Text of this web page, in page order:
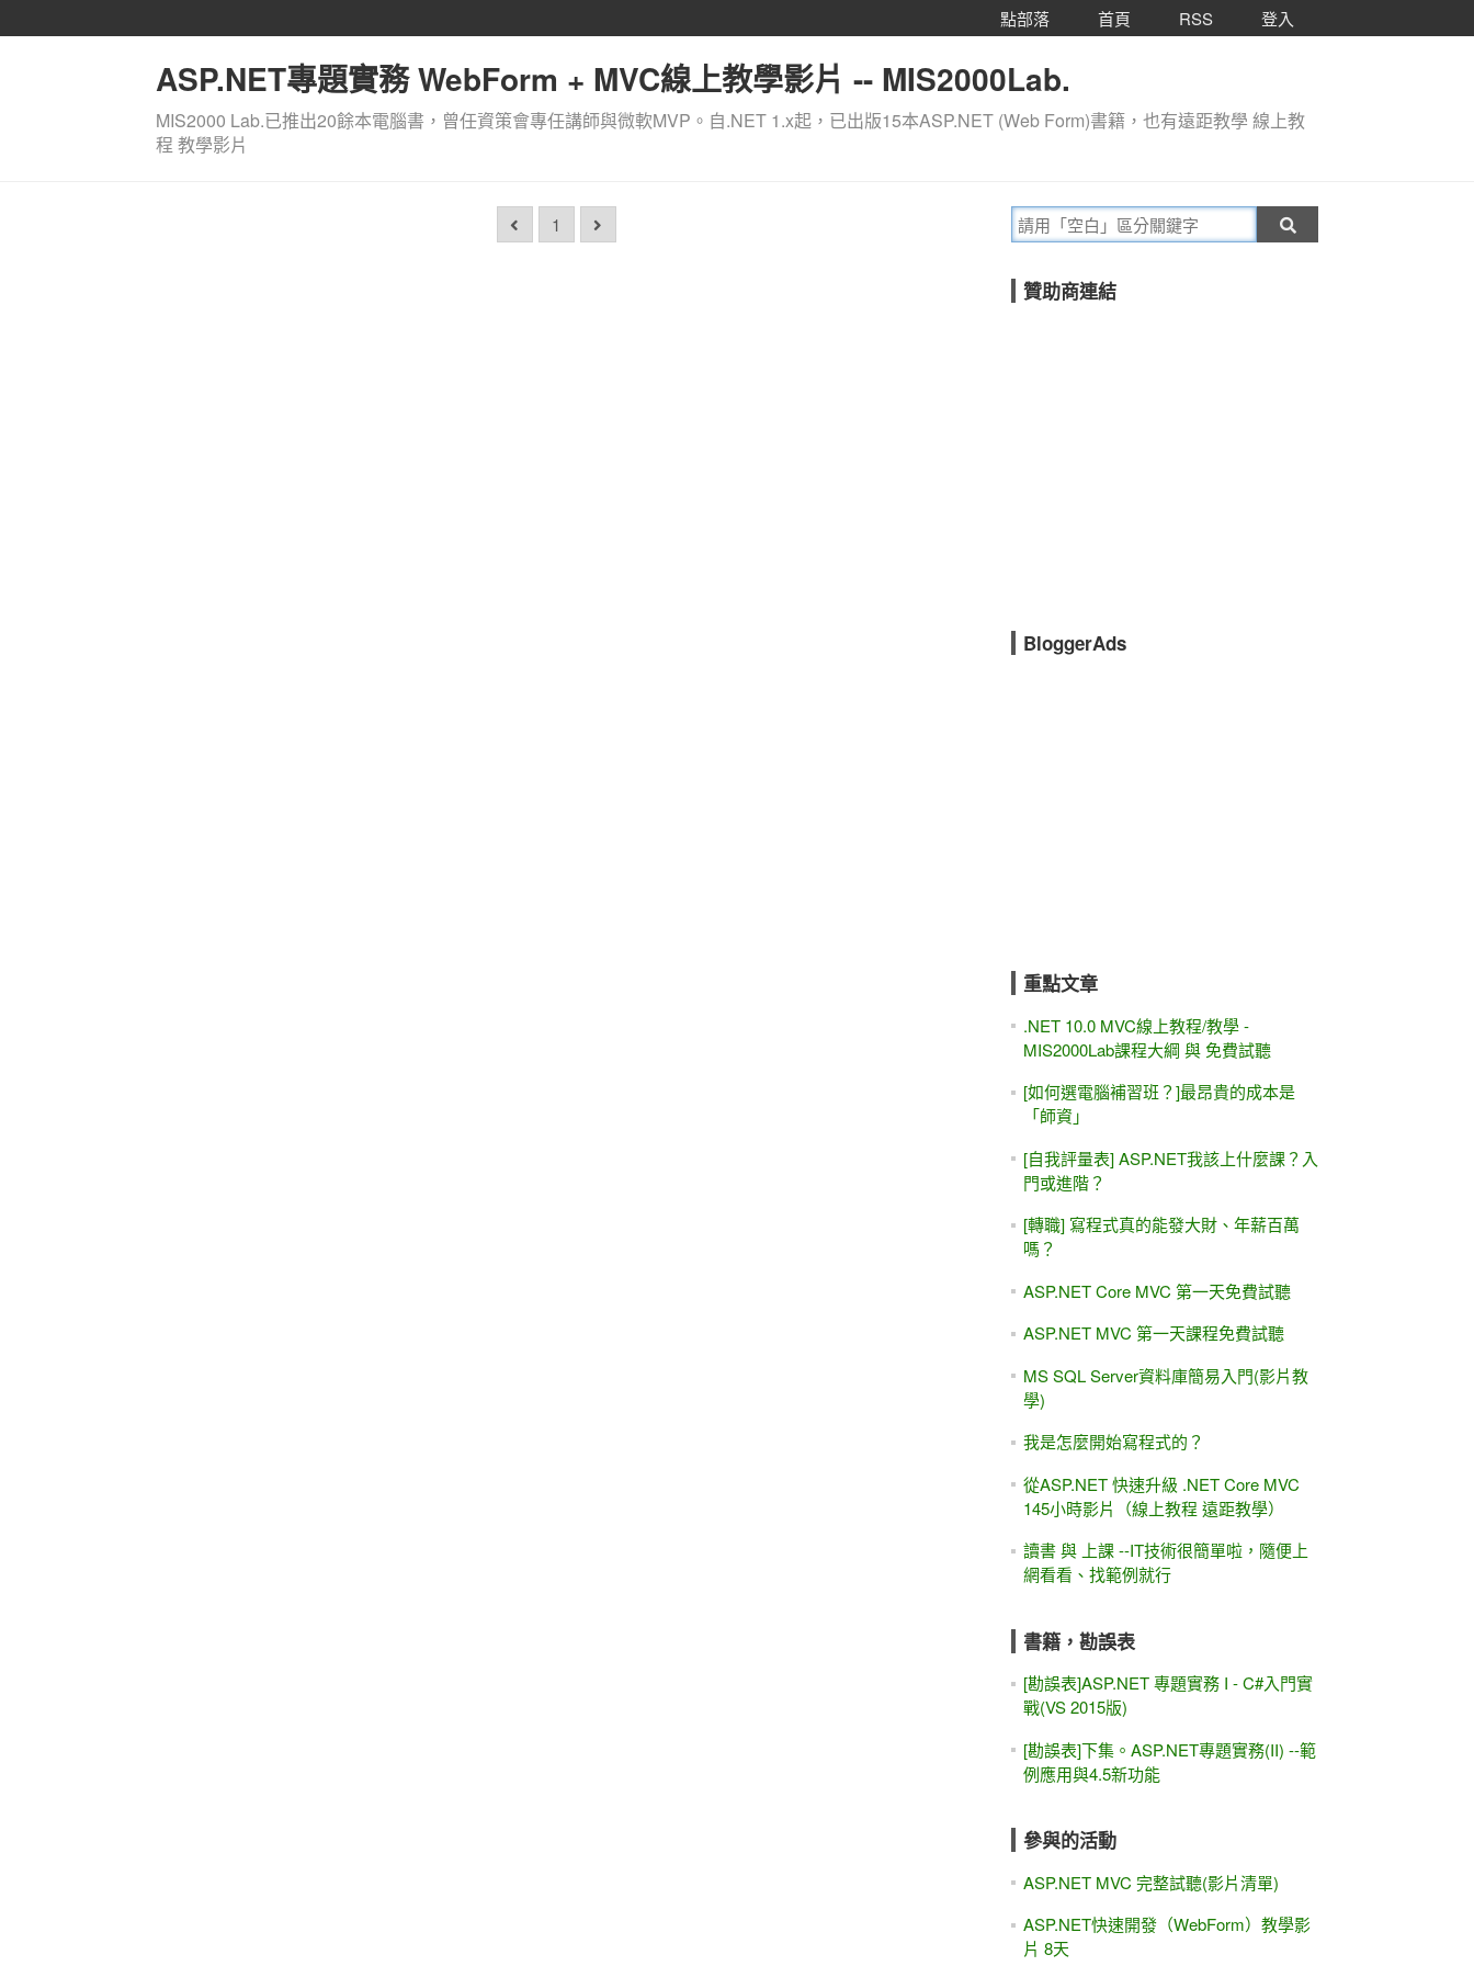
點部落 首頁 RSS 登入
ASP.NET專題實務 WebForm + MVC線上教學影片 -- MIS2000Lab.
MIS2000 Lab.已推出20餘本電腦書，曾任資策會專任講師與微軟MVP。自.NET 1.x起，已出版15本ASP.NET (Web Form)書籍，也有遠距教學 線上教
程 教學影片
1
贊助商連結
BloggerAds
重點文章
.NET 10.0 MVC線上教程/教學 -
MIS2000Lab課程大綱 與 免費試聽
[如何選電腦補習班？]最昂貴的成本是
「師資」
[自我評量表] ASP.NET我該上什麼課？入
門或進階？
[轉職] 寫程式真的能發大財、年薪百萬
嗎？
ASP.NET Core MVC 第一天免費試聽
ASP.NET MVC 第一天課程免費試聽
MS SQL Server資料庫簡易入門(影片教
學)
我是怎麼開始寫程式的？
從ASP.NET 快速升級 .NET Core MVC
145小時影片（線上教程 遠距教學）
讀書 與 上課 --IT技術很簡單啦，隨便上
網看看、找範例就行
書籍，勘誤表
[勘誤表]ASP.NET 專題實務 I - C#入門實
戰(VS 2015版)
[勘誤表]下集。ASP.NET專題實務(II) --範
例應用與4.5新功能
參與的活動
ASP.NET MVC 完整試聽(影片清單)
ASP.NET快速開發（WebForm）教學影
片 8天